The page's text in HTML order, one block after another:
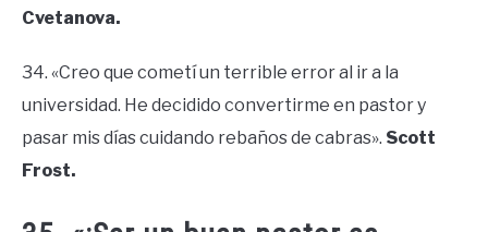
Cvetanova.
34. «Creo que cometí un terrible error al ir a la
universidad. He decidido convertirme en pastor y
pasar mis días cuidando rebaños de cabras». Scott
Frost.